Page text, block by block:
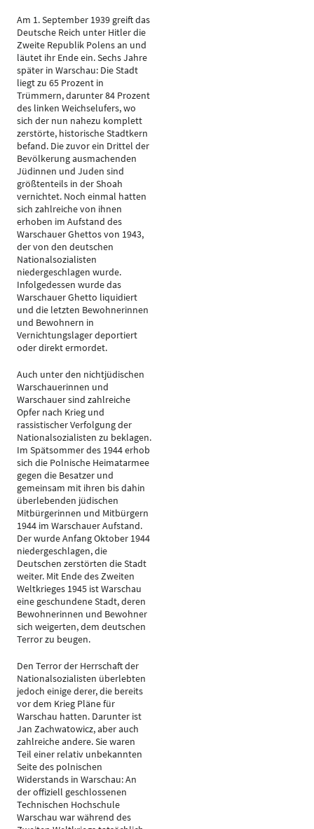
Am 1. September 1939 greift das
Deutsche Reich unter Hitler die
Zweite Republik Polens an und
läutet ihr Ende ein. Sechs Jahre
später in Warschau: Die Stadt
liegt zu 65 Prozent in
Trümmern, darunter 84 Prozent
des linken Weichselufers, wo
sich der nun nahezu komplett
zerstörte, historische Stadtkern
befand. Die zuvor ein Drittel der
Bevölkerung ausmachenden
Jüdinnen und Juden sind
größtenteils in der Shoah
vernichtet. Noch einmal hatten
sich zahlreiche von ihnen
erhoben im Aufstand des
Warschauer Ghettos von 1943,
der von den deutschen
Nationalsozialisten
niedergeschlagen wurde.
Infolgedessen wurde das
Warschauer Ghetto liquidiert
und die letzten Bewohnerinnen
und Bewohnern in
Vernichtungslager deportiert
oder direkt ermordet.
Auch unter den nichtjüdischen
Warschauerinnen und
Warschauer sind zahlreiche
Opfer nach Krieg und
rassistischer Verfolgung der
Nationalsozialisten zu beklagen.
Im Spätsommer des 1944 erhob
sich die Polnische Heimatarmee
gegen die Besatzer und
gemeinsam mit ihren bis dahin
überlebenden jüdischen
Mitbürgerinnen und Mitbürgern
1944 im Warschauer Aufstand.
Der wurde Anfang Oktober 1944
niedergeschlagen, die
Deutschen zerstörten die Stadt
weiter. Mit Ende des Zweiten
Weltkrieges 1945 ist Warschau
eine geschundene Stadt, deren
Bewohnerinnen und Bewohner
sich weigerten, dem deutschen
Terror zu beugen.
Den Terror der Herrschaft der
Nationalsozialisten überlebten
jedoch einige derer, die bereits
vor dem Krieg Pläne für
Warschau hatten. Darunter ist
Jan Zachwatowicz, aber auch
zahlreiche andere. Sie waren
Teil einer relativ unbekannten
Seite des polnischen
Widerstands in Warschau: An
der offiziell geschlossenen
Technischen Hochschule
Warschau war während des